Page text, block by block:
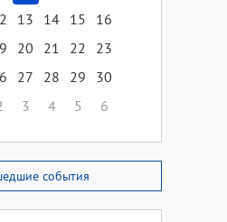
13 14 15
16
20 21 22
23
27 28 29
30
3 4 5 6
события